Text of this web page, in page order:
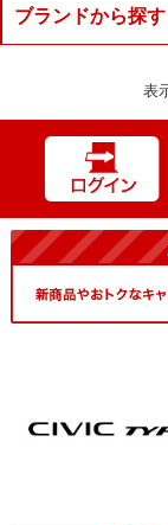
ブランドから探す
表